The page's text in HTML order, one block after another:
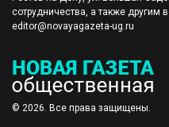
сотрудничества, а также другим
editor@novayagazeta-ug.ru
© 2026. Все права защищены.